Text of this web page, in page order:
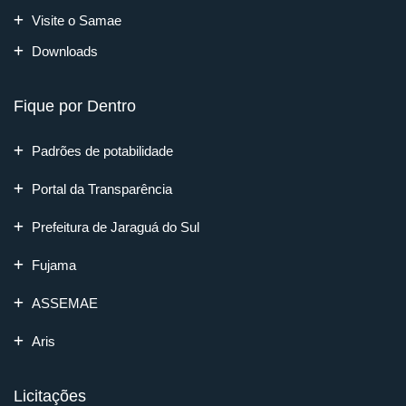
Visite o Samae
Downloads
Fique por Dentro
Padrões de potabilidade
Portal da Transparência
Prefeitura de Jaraguá do Sul
Fujama
ASSEMAE
Aris
Licitações